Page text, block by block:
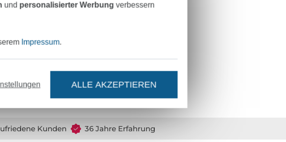
Kunden 36 Jahre Erfahrung
und personalisierter Werbung verbessern
Impressum.
ALLE AKZEPTIEREN